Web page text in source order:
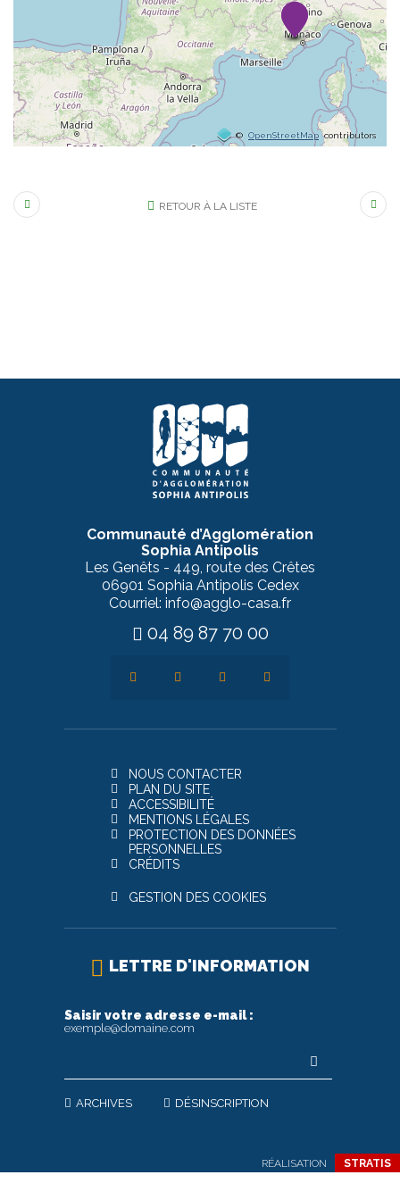
© OpenStreetMap contributors
RETOUR À LA LISTE
Communauté d’Agglomération
Sophia Antipolis
Les Genêts - 449, route des Crêtes
06901 Sophia Antipolis Cedex
Courriel: info@agglo-casa.fr
04 89 87 70 00
NOUS CONTACTER
PLAN DU SITE
ACCESSIBILITÉ
MENTIONS LÉGALES
PROTECTION DES DONNÉES
PERSONNELLES
CRÉDITS
GESTION DES COOKIES
LETTRE D'INFORMATION
Saisir votre adresse e-mail :
exemple@domaine.com
ARCHIVES DÉSINSCRIPTION
RÉALISATION STRATIS